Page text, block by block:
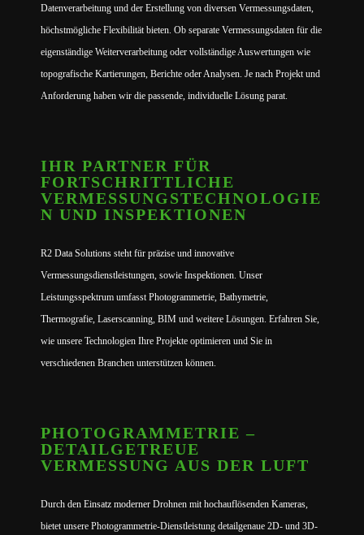
Datenverarbeitung und der Erstellung von diversen Vermessungsdaten,
höchstmögliche Flexibilität bieten. Ob separate Vermessungsdaten für die
eigenständige Weiterverarbeitung oder vollständige Auswertungen wie
topografische Kartierungen, Berichte oder Analysen. Je nach Projekt und
Anforderung haben wir die passende, individuelle Lösung parat.
IHR PARTNER FÜR
FORTSCHRITTLICHE
VERMESSUNGSTECHNOLOGIE
N UND INSPEKTIONEN
R2 Data Solutions steht für präzise und innovative
Vermessungsdienstleistungen, sowie Inspektionen. Unser
Leistungsspektrum umfasst Photogrammetrie, Bathymetrie,
Thermografie, Laserscanning, BIM und weitere Lösungen. Erfahren Sie,
wie unsere Technologien Ihre Projekte optimieren und Sie in
verschiedenen Branchen unterstützen können.
PHOTOGRAMMETRIE –
DETAILGETREUE
VERMESSUNG AUS DER LUFT
Durch den Einsatz moderner Drohnen mit hochauflösenden Kameras,
bietet unsere Photogrammetrie-Dienstleistung detailgenaue 2D- und 3D-